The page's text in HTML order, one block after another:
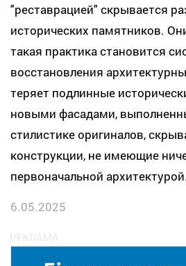
"реставрацией" скрывается
исторических памятников.
такая практика становится
восстановления
теряет подлинные
новыми фасадами,
стилистике оригиналов,
конструкции, не имеющие
первоначальной архитектурой.
6.05.2025